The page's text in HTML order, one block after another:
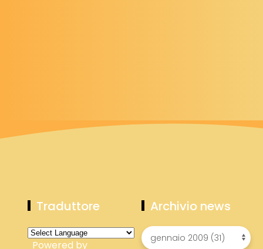
Traduttore
Powered by
Archivio news